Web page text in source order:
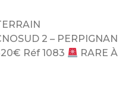
2 – PERPIGNAN
Réf 1083
RARE À